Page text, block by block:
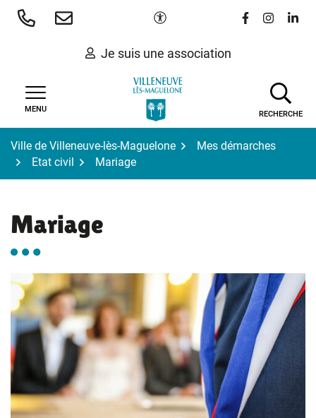
Aller
Paramètres d'accessibilité
Lien vers le
Lien vers
Lien
Je suis une association
MENU
RECHERCHE
Ville de Villeneuve-lès-Maguelone
Mes démarches
Etat civil
Mariage
Mariage